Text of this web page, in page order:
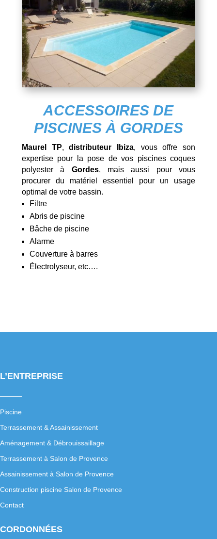
ACCESSOIRES DE
PISCINES À GORDES
Maurel TP,distributeur Ibiza, vous offre son
expertise pour la pose de vos piscines coques
polyester à Gordes, mais aussi pour vous
procurer du matériel essentiel pour un usage
optimal de votre bassin.
Filtre
Abris de piscine
Bâche de piscine
Alarme
Couverture à barres
Électrolyseur, etc….
L’ENTREPRISE
Piscine
Terrassement & Assainissement
Aménagement & Débrouissaillage
Terrassement à Salon de Provence
Assainissement à Salon de Provence
Construction piscine Salon de Provence
Contact
CORDONNÉES